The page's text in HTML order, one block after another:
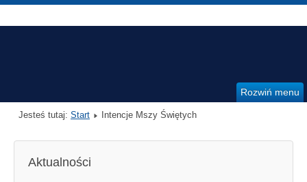
Rozwiń menu
Jesteś tutaj: Start Intencje Mszy Świętych
Aktualności